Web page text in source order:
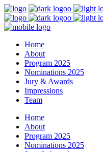
Home
About
Program 2025
Nominations 2025
Jury & Awards
Impressions
Team
Home
About
Program 2025
Nominations 2025